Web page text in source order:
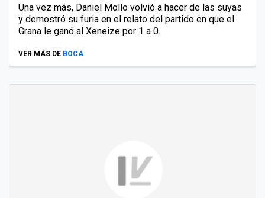
Una vez más, Daniel Mollo volvió a hacer de las suyas
y demostró su furia en el relato del partido en que el
Grana le ganó al Xeneize por 1 a 0.
VER MÁS DE BOCA